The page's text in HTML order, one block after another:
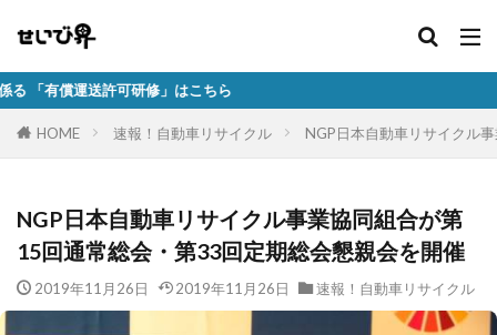
研修」はこちら
HOME 速報！自動車リサイクル NGP日本自動車リサイクル
NGP日本自動車リサイクル事業協同組合が第
15回通常総会・第33回定期総会懇親会を開催
2019年11月26日 2019年11月26日 速報！自動車リサイクル